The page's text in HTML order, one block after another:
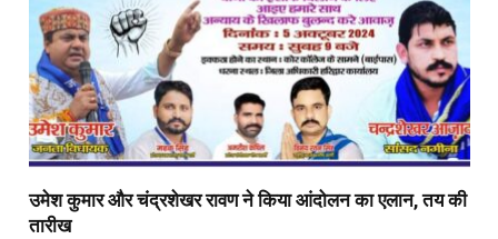
उमेश कुमार और चंद्रशेखर रावण ने किया आंदोलन का एलान, तय की
तारीख